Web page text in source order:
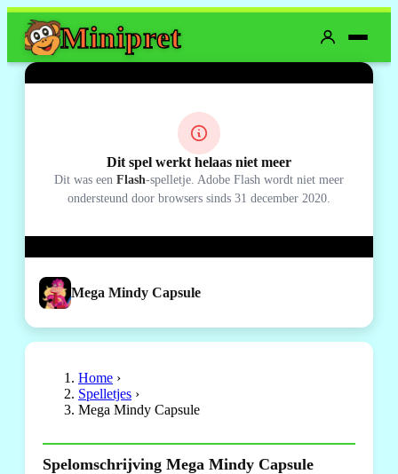
Minipret
Dit spel werkt helaas niet meer
Dit was een Flash-spelletje. Adobe Flash wordt niet meer
ondersteund door browsers sinds 31 december 2020.
Mega Mindy Capsule
Home ›
Spelletjes ›
Mega Mindy Capsule
Spelomschrijving Mega Mindy Capsule